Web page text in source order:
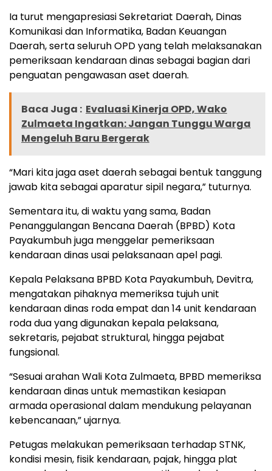
Ia turut mengapresiasi Sekretariat Daerah, Dinas
Komunikasi dan Informatika, Badan Keuangan
Daerah, serta seluruh OPD yang telah melaksanakan
pemeriksaan kendaraan dinas sebagai bagian dari
penguatan pengawasan aset daerah.
Baca Juga : Evaluasi Kinerja OPD, Wako
Zulmaeta Ingatkan: Jangan Tunggu Warga
Mengeluh Baru Bergerak
“Mari kita jaga aset daerah sebagai bentuk tanggung
jawab kita sebagai aparatur sipil negara,” tuturnya.
Sementara itu, di waktu yang sama, Badan
Penanggulangan Bencana Daerah (BPBD) Kota
Payakumbuh juga menggelar pemeriksaan
kendaraan dinas usai pelaksanaan apel pagi.
Kepala Pelaksana BPBD Kota Payakumbuh, Devitra,
mengatakan pihaknya memeriksa tujuh unit
kendaraan dinas roda empat dan 14 unit kendaraan
roda dua yang digunakan kepala pelaksana,
sekretaris, pejabat struktural, hingga pejabat
fungsional.
“Sesuai arahan Wali Kota Zulmaeta, BPBD memeriksa
kendaraan dinas untuk memastikan kesiapan
armada operasional dalam mendukung pelayanan
kebencanaan,” ujarnya.
Petugas melakukan pemeriksaan terhadap STNK,
kondisi mesin, fisik kendaraan, pajak, hingga plat